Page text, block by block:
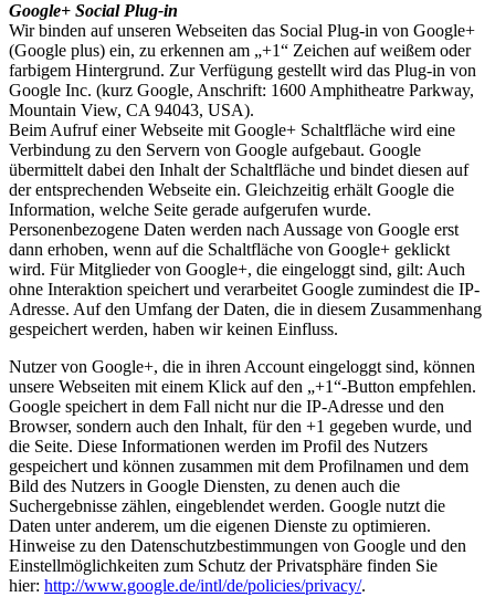
Google+ Social Plug-in
Wir binden auf unseren Webseiten das Social Plug-in von Google+
(Google plus) ein, zu erkennen am „+1“ Zeichen auf weißem oder
farbigem Hintergrund. Zur Verfügung gestellt wird das Plug-in von
Google Inc. (kurz Google, Anschrift: 1600 Amphitheatre Parkway,
Mountain View, CA 94043, USA).
Beim Aufruf einer Webseite mit Google+ Schaltfläche wird eine
Verbindung zu den Servern von Google aufgebaut. Google
übermittelt dabei den Inhalt der Schaltfläche und bindet diesen auf
der entsprechenden Webseite ein. Gleichzeitig erhält Google die
Information, welche Seite gerade aufgerufen wurde.
Personenbezogene Daten werden nach Aussage von Google erst
dann erhoben, wenn auf die Schaltfläche von Google+ geklickt
wird. Für Mitglieder von Google+, die eingeloggt sind, gilt: Auch
ohne Interaktion speichert und verarbeitet Google zumindest die IP-
Adresse. Auf den Umfang der Daten, die in diesem Zusammenhang
gespeichert werden, haben wir keinen Einfluss.
Nutzer von Google+, die in ihren Account eingeloggt sind, können
unsere Webseiten mit einem Klick auf den „+1“-Button empfehlen.
Google speichert in dem Fall nicht nur die IP-Adresse und den
Browser, sondern auch den Inhalt, für den +1 gegeben wurde, und
die Seite. Diese Informationen werden im Profil des Nutzers
gespeichert und können zusammen mit dem Profilnamen und dem
Bild des Nutzers in Google Diensten, zu denen auch die
Suchergebnisse zählen, eingeblendet werden. Google nutzt die
Daten unter anderem, um die eigenen Dienste zu optimieren.
Hinweise zu den Datenschutzbestimmungen von Google und den
Einstellmöglichkeiten zum Schutz der Privatsphäre finden Sie
hier: http://www.google.de/intl/de/policies/privacy/.